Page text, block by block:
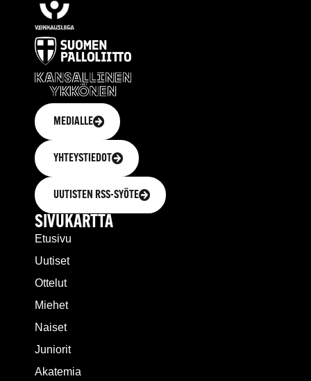
MEDIALLE
YHTEYSTIEDOT
UUTISTEN RSS-SYÖTE
SIVUKARTTA
Etusivu
Uutiset
Ottelut
Miehet
Naiset
Juniorit
Akatemia